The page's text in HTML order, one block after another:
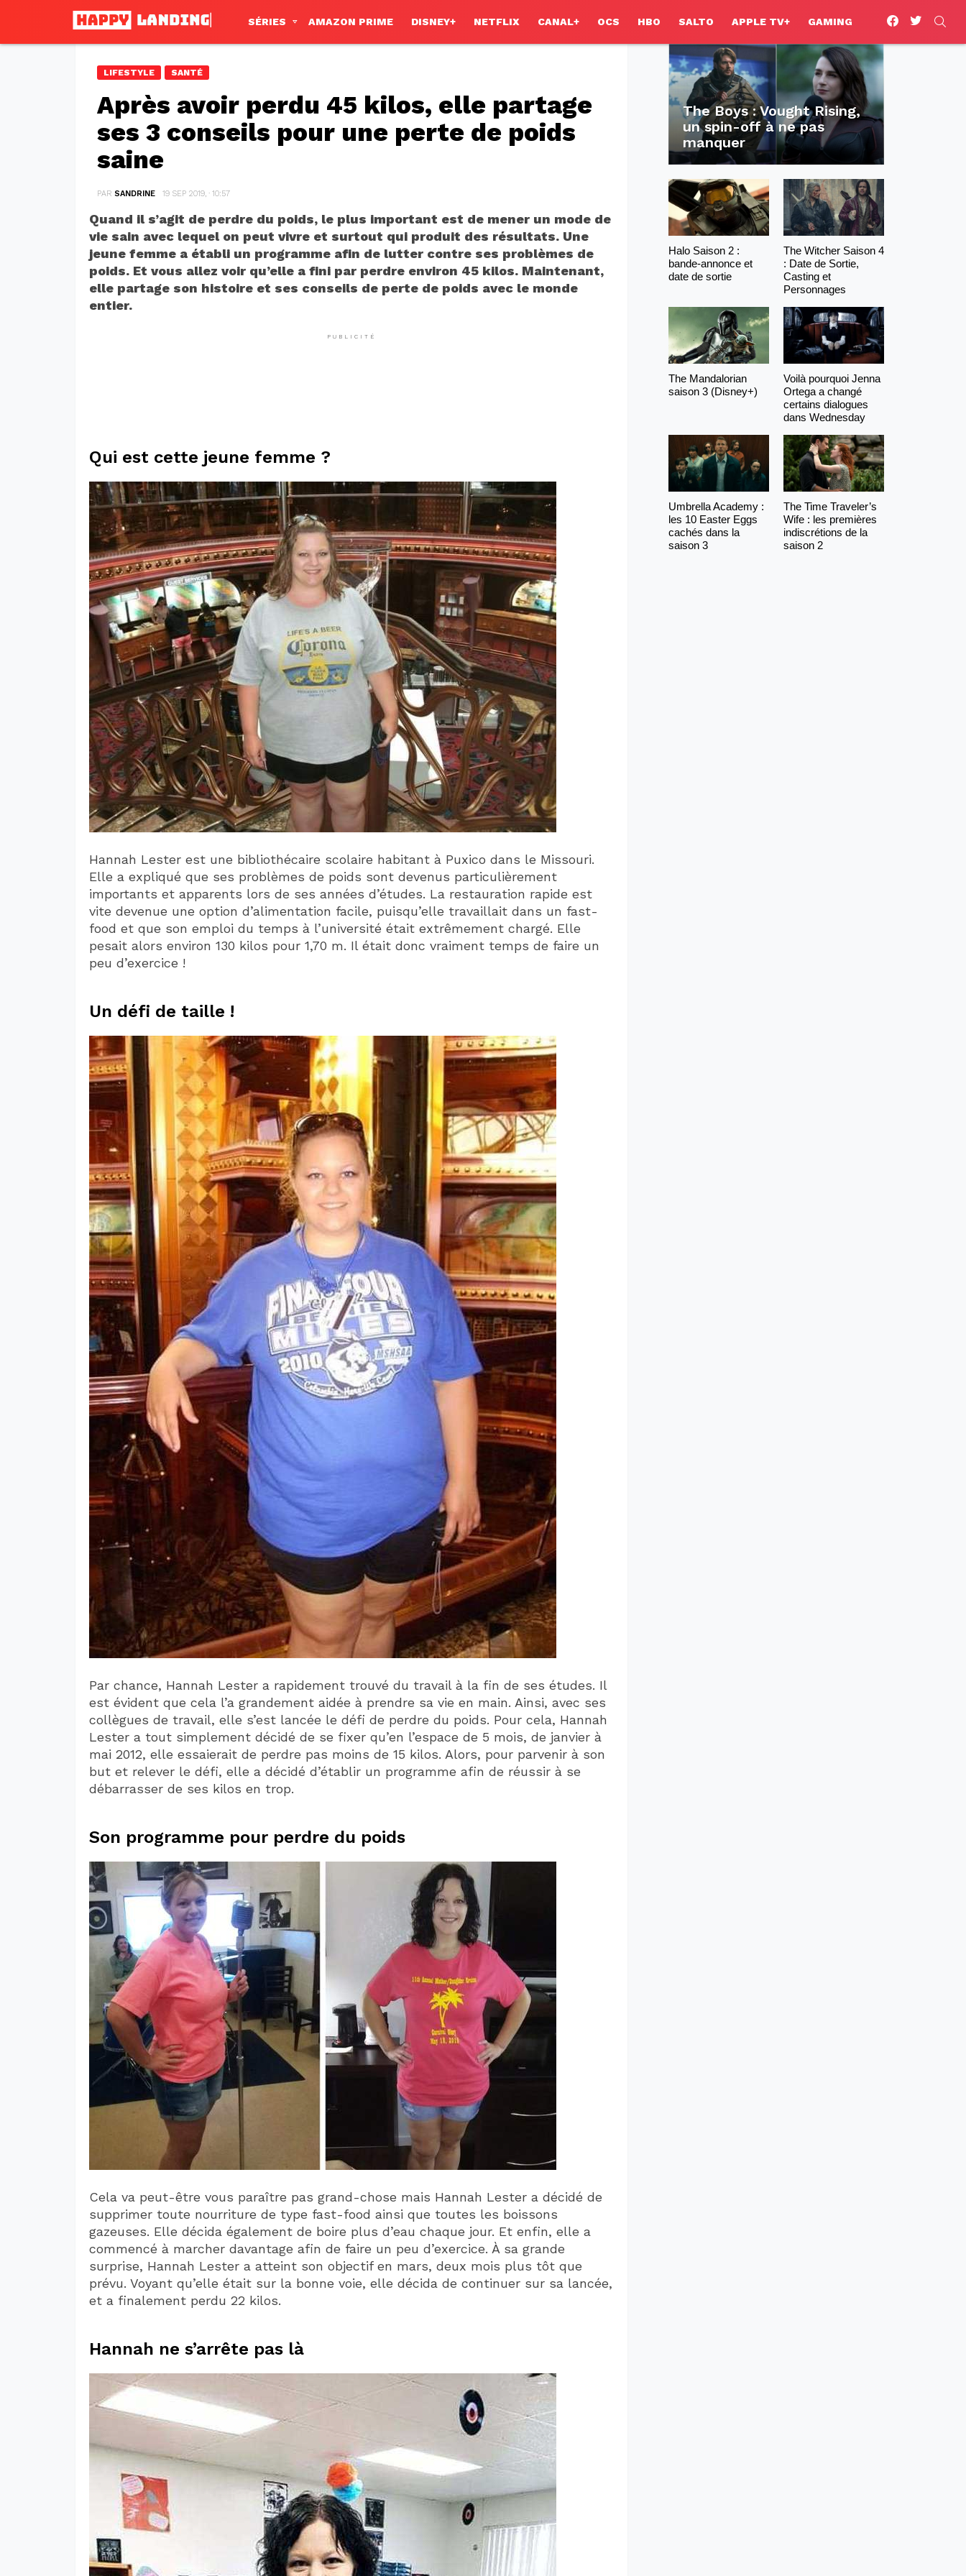
SÉRIES AMAZON PRIME DISNEY+ NETFLIX CANAL+ OCS HBO SALTO APPLE TV+ GAMING
facebooktwitter
LIFESTYLE SANTÉ
Après avoir perdu 45 kilos, elle partage
ses 3 conseils pour une perte de poids
saine
PAR SANDRINE 19 SEP 2019, · 10:57
Quand il s’agit de perdre du poids, le plus important est de mener un mode de
vie sain avec lequel on peut vivre et surtout qui produit des résultats. Une
jeune femme a établi un programme afin de lutter contre ses problèmes de
poids. Et vous allez voir qu’elle a fini par perdre environ 45 kilos. Maintenant,
elle partage son histoire et ses conseils de perte de poids avec le monde
entier.
PUBLICITÉ
Qui est cette jeune femme ?
Hannah Lester est une bibliothécaire scolaire habitant à Puxico dans le Missouri.
Elle a expliqué que ses problèmes de poids sont devenus particulièrement
importants et apparents lors de ses années d’études. La restauration rapide est
vite devenue une option d’alimentation facile, puisqu’elle travaillait dans un fast-
food et que son emploi du temps à l’université était extrêmement chargé. Elle
pesait alors environ 130 kilos pour 1,70 m. Il était donc vraiment temps de faire un
peu d’exercice !
Un défi de taille !
Par chance, Hannah Lester a rapidement trouvé du travail à la fin de ses études. Il
est évident que cela l’a grandement aidée à prendre sa vie en main. Ainsi, avec ses
collègues de travail, elle s’est lancée le défi de perdre du poids. Pour cela, Hannah
Lester a tout simplement décidé de se fixer qu’en l’espace de 5 mois, de janvier à
mai 2012, elle essaierait de perdre pas moins de 15 kilos. Alors, pour parvenir à son
but et relever le défi, elle a décidé d’établir un programme afin de réussir à se
débarrasser de ses kilos en trop.
Son programme pour perdre du poids
Cela va peut-être vous paraître pas grand-chose mais Hannah Lester a décidé de
supprimer toute nourriture de type fast-food ainsi que toutes les boissons
gazeuses. Elle décida également de boire plus d’eau chaque jour. Et enfin, elle a
commencé à marcher davantage afin de faire un peu d’exercice. À sa grande
surprise, Hannah Lester a atteint son objectif en mars, deux mois plus tôt que
prévu. Voyant qu’elle était sur la bonne voie, elle décida de continuer sur sa lancée,
et a finalement perdu 22 kilos.
Hannah ne s’arrête pas là
The Boys : Vought Rising,
un spin-off à ne pas
manquer
Halo Saison 2 :
bande-annonce et
date de sortie
The Witcher Saison 4
: Date de Sortie,
Casting et
Personnages
The Mandalorian
saison 3 (Disney+)
Voilà pourquoi Jenna
Ortega a changé
certains dialogues
dans Wednesday
Umbrella Academy :
les 10 Easter Eggs
cachés dans la
saison 3
The Time Traveler’s
Wife : les premières
indiscrétions de la
saison 2